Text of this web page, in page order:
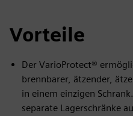
Vorteile
Der VarioProtect®
brennbarer, ätzender,
in einem einzigen
separate Lagerschränke